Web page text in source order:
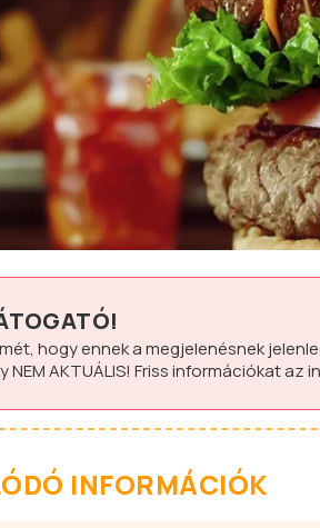
hogy ennek a megjelenésnek
NEM AKTUÁLIS! Friss információkat az
INFORMÁCIÓK